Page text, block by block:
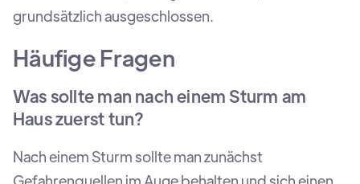
grundsätzlich ausgeschlossen.
Häufige Fragen
Was sollte man nach einem Sturm am
Haus zuerst tun?
Nach einem Sturm sollte man zunächst